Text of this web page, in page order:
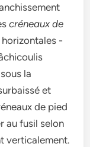
créneaux de
-
la
et
de pied
au fusil selon
verticalement.